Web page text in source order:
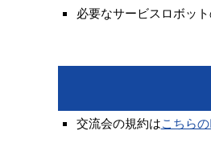
必要なサービスロボッ
交流会の規約はこちら